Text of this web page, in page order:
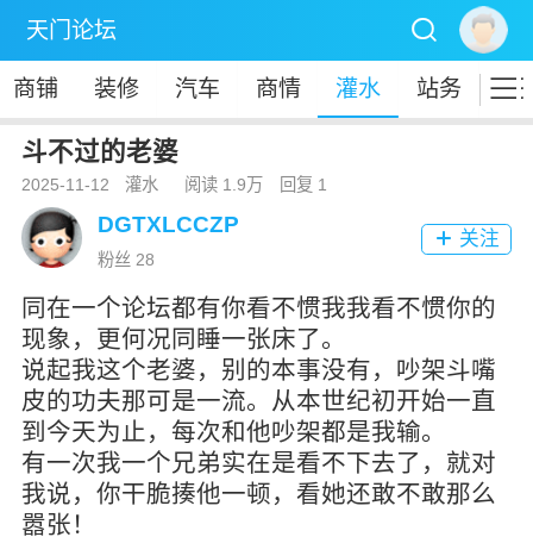
天门论坛 
商铺 装修 汽车 商情 灌水 站务 
斗不过的老婆
2025-11-12 灌水 阅读 1.9万 回复 1
DGTXLCCZP
粉丝 28
 关注
同在一个论坛都有你看不惯我我看不惯你的
现象，更何况同睡一张床了。
说起我这个老婆，别的本事没有，吵架斗嘴
皮的功夫那可是一流。从本世纪初开始一直
到今天为止，每次和他吵架都是我输。
有一次我一个兄弟实在是看不下去了，就对
我说，你干脆揍他一顿，看她还敢不敢那么
嚣张！